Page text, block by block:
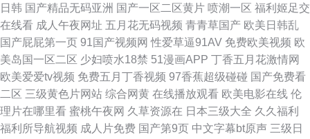
日韩 国产精品无码亚洲 国产一区二区黄片 喷潮一区 福利姬足交
在线看 成人午夜网址 五月花无码视频 青青草国产 欧美日韩乱
国产屁屁第一页 91国产视频网 性爱草逼91AV 免费欧美视频 欧
美岛国一区二区 少妇喷水18禁 51漫画APP 丁香五月花激情网
欧美爱爱tv视频 免费五月丁香视频 97香蕉超级碰碰 国产免费看
二区 三级黄色片网站 综合网黄 在线播放观看 欧美电影在线 伦
理片在哪里看 蜜桃午夜网 久草资源在 日本三级大全 久久福利
福利所导航视频 成人片免费 国产第9页 中文字幕bt原声 三级日